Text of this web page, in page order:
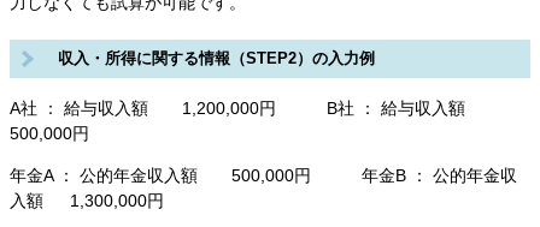
収入・所得に関する情報（STEP2）の入力例
A社 ： 給与収入額 1,200,000円 B社 ： 給与収入額
500,000円
年金A ： 公的年金収入額 500,000円 年金B ： 公的年金収
入額 1,300,000円